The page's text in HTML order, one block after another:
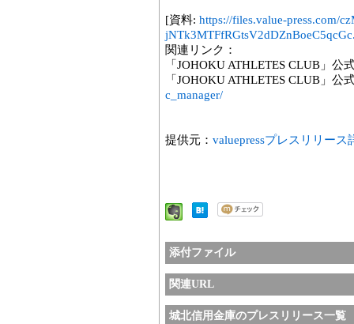
[資料: https://files.value-press.com/
関連リンク：
「JOHOKU ATHLETES CLUB」公
「JOHOKU ATHLETES CLUB」公
c_manager/
提供元： valuepressプレスリリース
添付ファイル
関連URL
城北信用金庫のプレスリリース一覧